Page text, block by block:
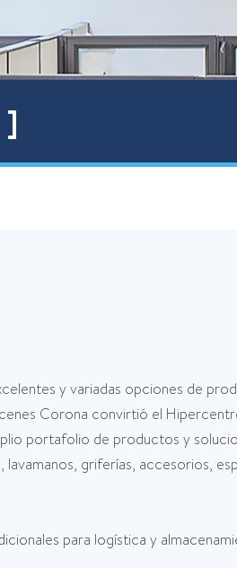
]
y variadas opciones de
Corona convirtió el
portafolio de productos y
griferías, accesorios,
para logística y